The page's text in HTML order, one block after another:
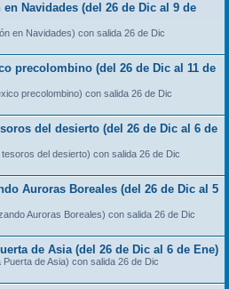
Navidades (del 26 de Dic al 9 de
en Navidades) con salida 26 de Dic
precolombino (del 26 de Dic al 11 de
precolombino) con salida 26 de Dic
del desierto (del 26 de Dic al 6 de
del desierto) con salida 26 de Dic
Auroras Boreales (del 26 de Dic al 5
Auroras Boreales) con salida 26 de Dic
de Asia (del 26 de Dic al 6 de Ene)
de Asia) con salida 26 de Dic